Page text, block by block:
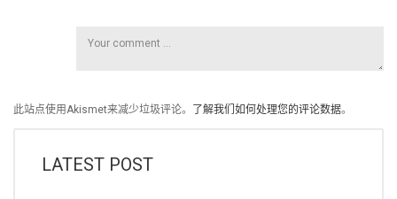
此站点使用Akismet来减少垃圾评论。 了解我们如何处理您的评论数据。
LATEST POST